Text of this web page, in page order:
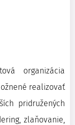
organizácia
realizovať
pridružených
zlaňovanie,